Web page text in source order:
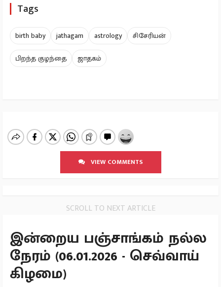
Tags
birth baby jathagam astrology
சிசேரியன்
பிறந்த குழந்தை
ஜாதகம்
VIEW COMMENTS
SCROLL TO NEXT ARTICLE
இன்றைய பஞ்சாங்கம் நல்ல
நேரம் (06.01.2026 - செவ்வாய்
கிழமை)